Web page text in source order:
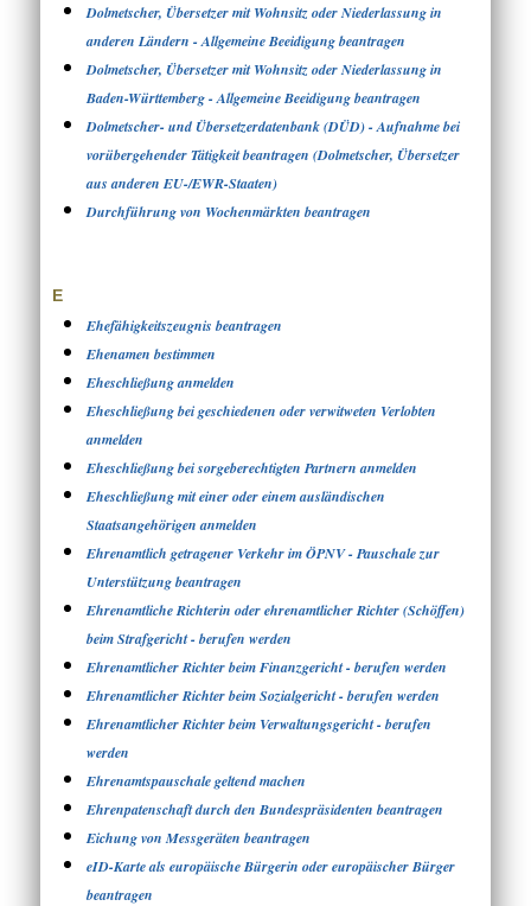
Dolmetscher, Übersetzer mit Wohnsitz oder Niederlassung in
anderen Ländern - Allgemeine Beeidigung beantragen
Dolmetscher, Übersetzer mit Wohnsitz oder Niederlassung in
Baden-Württemberg - Allgemeine Beeidigung beantragen
Dolmetscher- und Übersetzerdatenbank (DÜD) - Aufnahme bei
vorübergehender Tätigkeit beantragen (Dolmetscher, Übersetzer
aus anderen EU-/EWR-Staaten)
Durchführung von Wochenmärkten beantragen
E
Ehefähigkeitszeugnis beantragen
Ehenamen bestimmen
Eheschließung anmelden
Eheschließung bei geschiedenen oder verwitweten Verlobten
anmelden
Eheschließung bei sorgeberechtigten Partnern anmelden
Eheschließung mit einer oder einem ausländischen
Staatsangehörigen anmelden
Ehrenamtlich getragener Verkehr im ÖPNV - Pauschale zur
Unterstützung beantragen
Ehrenamtliche Richterin oder ehrenamtlicher Richter (Schöffen)
beim Strafgericht - berufen werden
Ehrenamtlicher Richter beim Finanzgericht - berufen werden
Ehrenamtlicher Richter beim Sozialgericht - berufen werden
Ehrenamtlicher Richter beim Verwaltungsgericht - berufen
werden
Ehrenamtspauschale geltend machen
Ehrenpatenschaft durch den Bundespräsidenten beantragen
Eichung von Messgeräten beantragen
eID-Karte als europäische Bürgerin oder europäischer Bürger
beantragen